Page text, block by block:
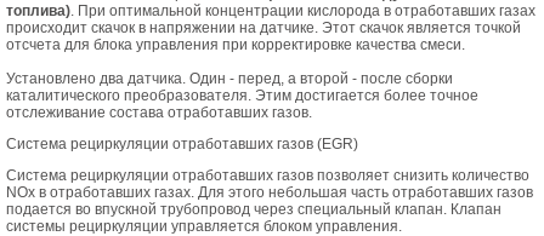
топлива). При оптимальной концентрации кислорода в отработавших газах
происходит скачок в напряжении на датчике. Этот скачок является точкой
отсчета для блока управления при корректировке качества смеси.
Установлено два датчика. Один - перед, а второй - после сборки
каталитического преобразователя. Этим достигается более точное
отслеживание состава отработавших газов.
Система рециркуляции отработавших газов (EGR)
Система рециркуляции отработавших газов позволяет снизить количество
NOx в отработавших газах. Для этого небольшая часть отработавших газов
подается во впускной трубопровод через специальный клапан. Клапан
системы рециркуляции управляется блоком управления.